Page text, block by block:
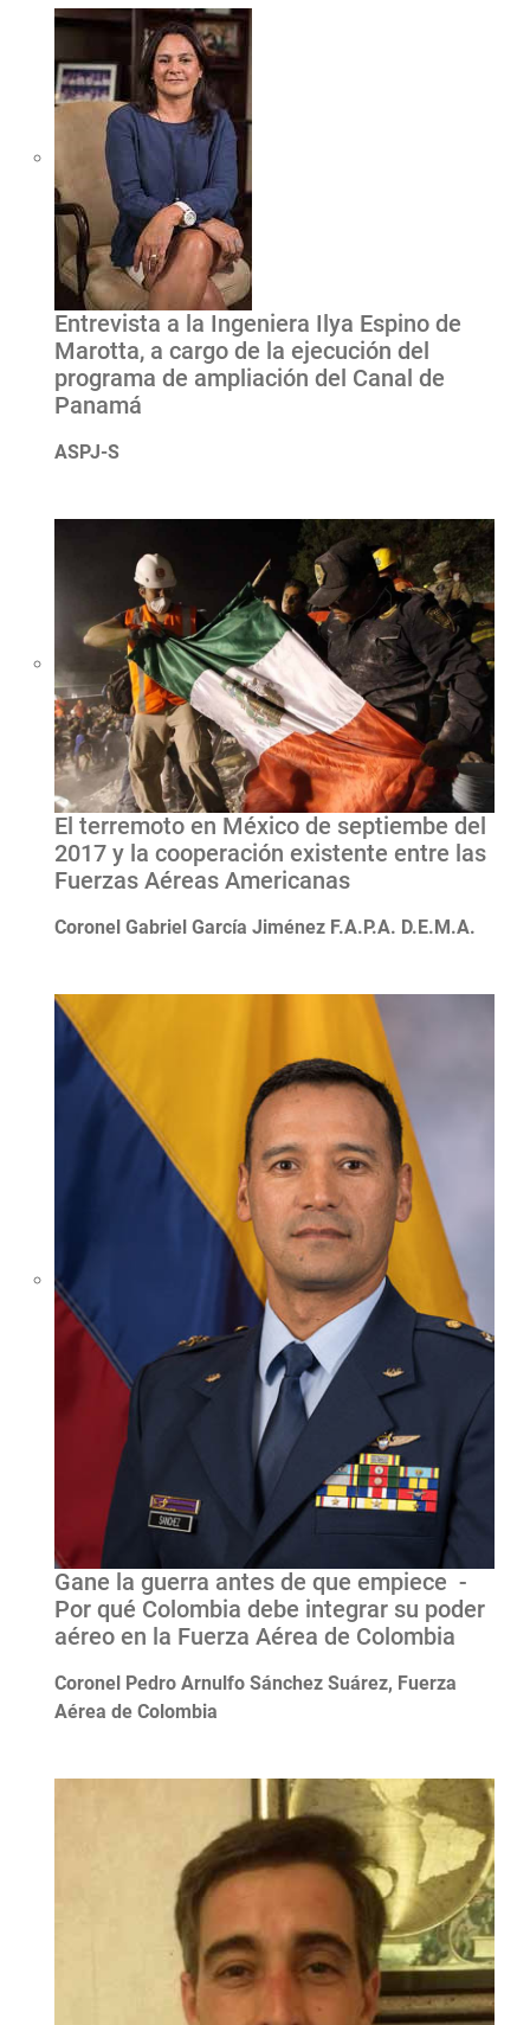
Entrevista a la Ingeniera Ilya Espino de
Marotta, a cargo de la ejecución del
programa de ampliación del Canal de
Panamá
ASPJ-S
El terremoto en México de septiembe del
2017 y la cooperación existente entre las
Fuerzas Aéreas Americanas
Coronel Gabriel García Jiménez F.A.P.A. D.E.M.A.
Gane la guerra antes de que empiece -
Por qué Colombia debe integrar su poder
aéreo en la Fuerza Aérea de Colombia
Coronel Pedro Arnulfo Sánchez Suárez, Fuerza
Aérea de Colombia